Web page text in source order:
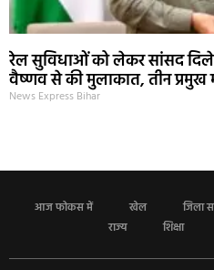
रेल सुविधाओं को लेकर सांसद
वैष्णव से की मुलाकात, तीन प्रमुख
News Express Bihar
आज फोकस में खेल जिला
राज्य
शिक्षा